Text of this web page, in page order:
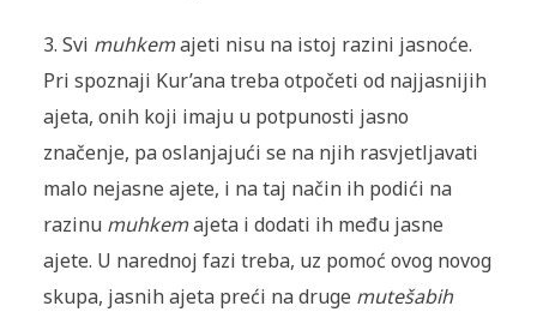
3. Svi muhkemajeti nisu na istoj razini jasnoće.
Pri spoznaji Kur’ana treba otpočeti od najjasnijih
ajeta, onih koji imaju u potpunosti jasno
značenje, pa oslanjajući se na njih rasvjetljavati
malo nejasne ajete, i na taj način ih podići na
razinu muhkemajeta i dodati ih među jasne
ajete. U narednoj fazi treba, uz pomoć ovog novog
skupa, jasnih ajeta preći na druge mutešabih